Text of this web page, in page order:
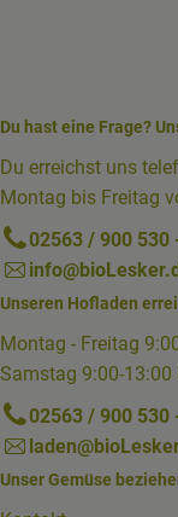
Du hast eine Frage?
Du erreichst uns
Montag bis Freitag
02563 / 900 530
Unseren Hofladen
Montag - Freitag
Samstag 9:00-13:00
02563 / 900 530
Unser Gemüse